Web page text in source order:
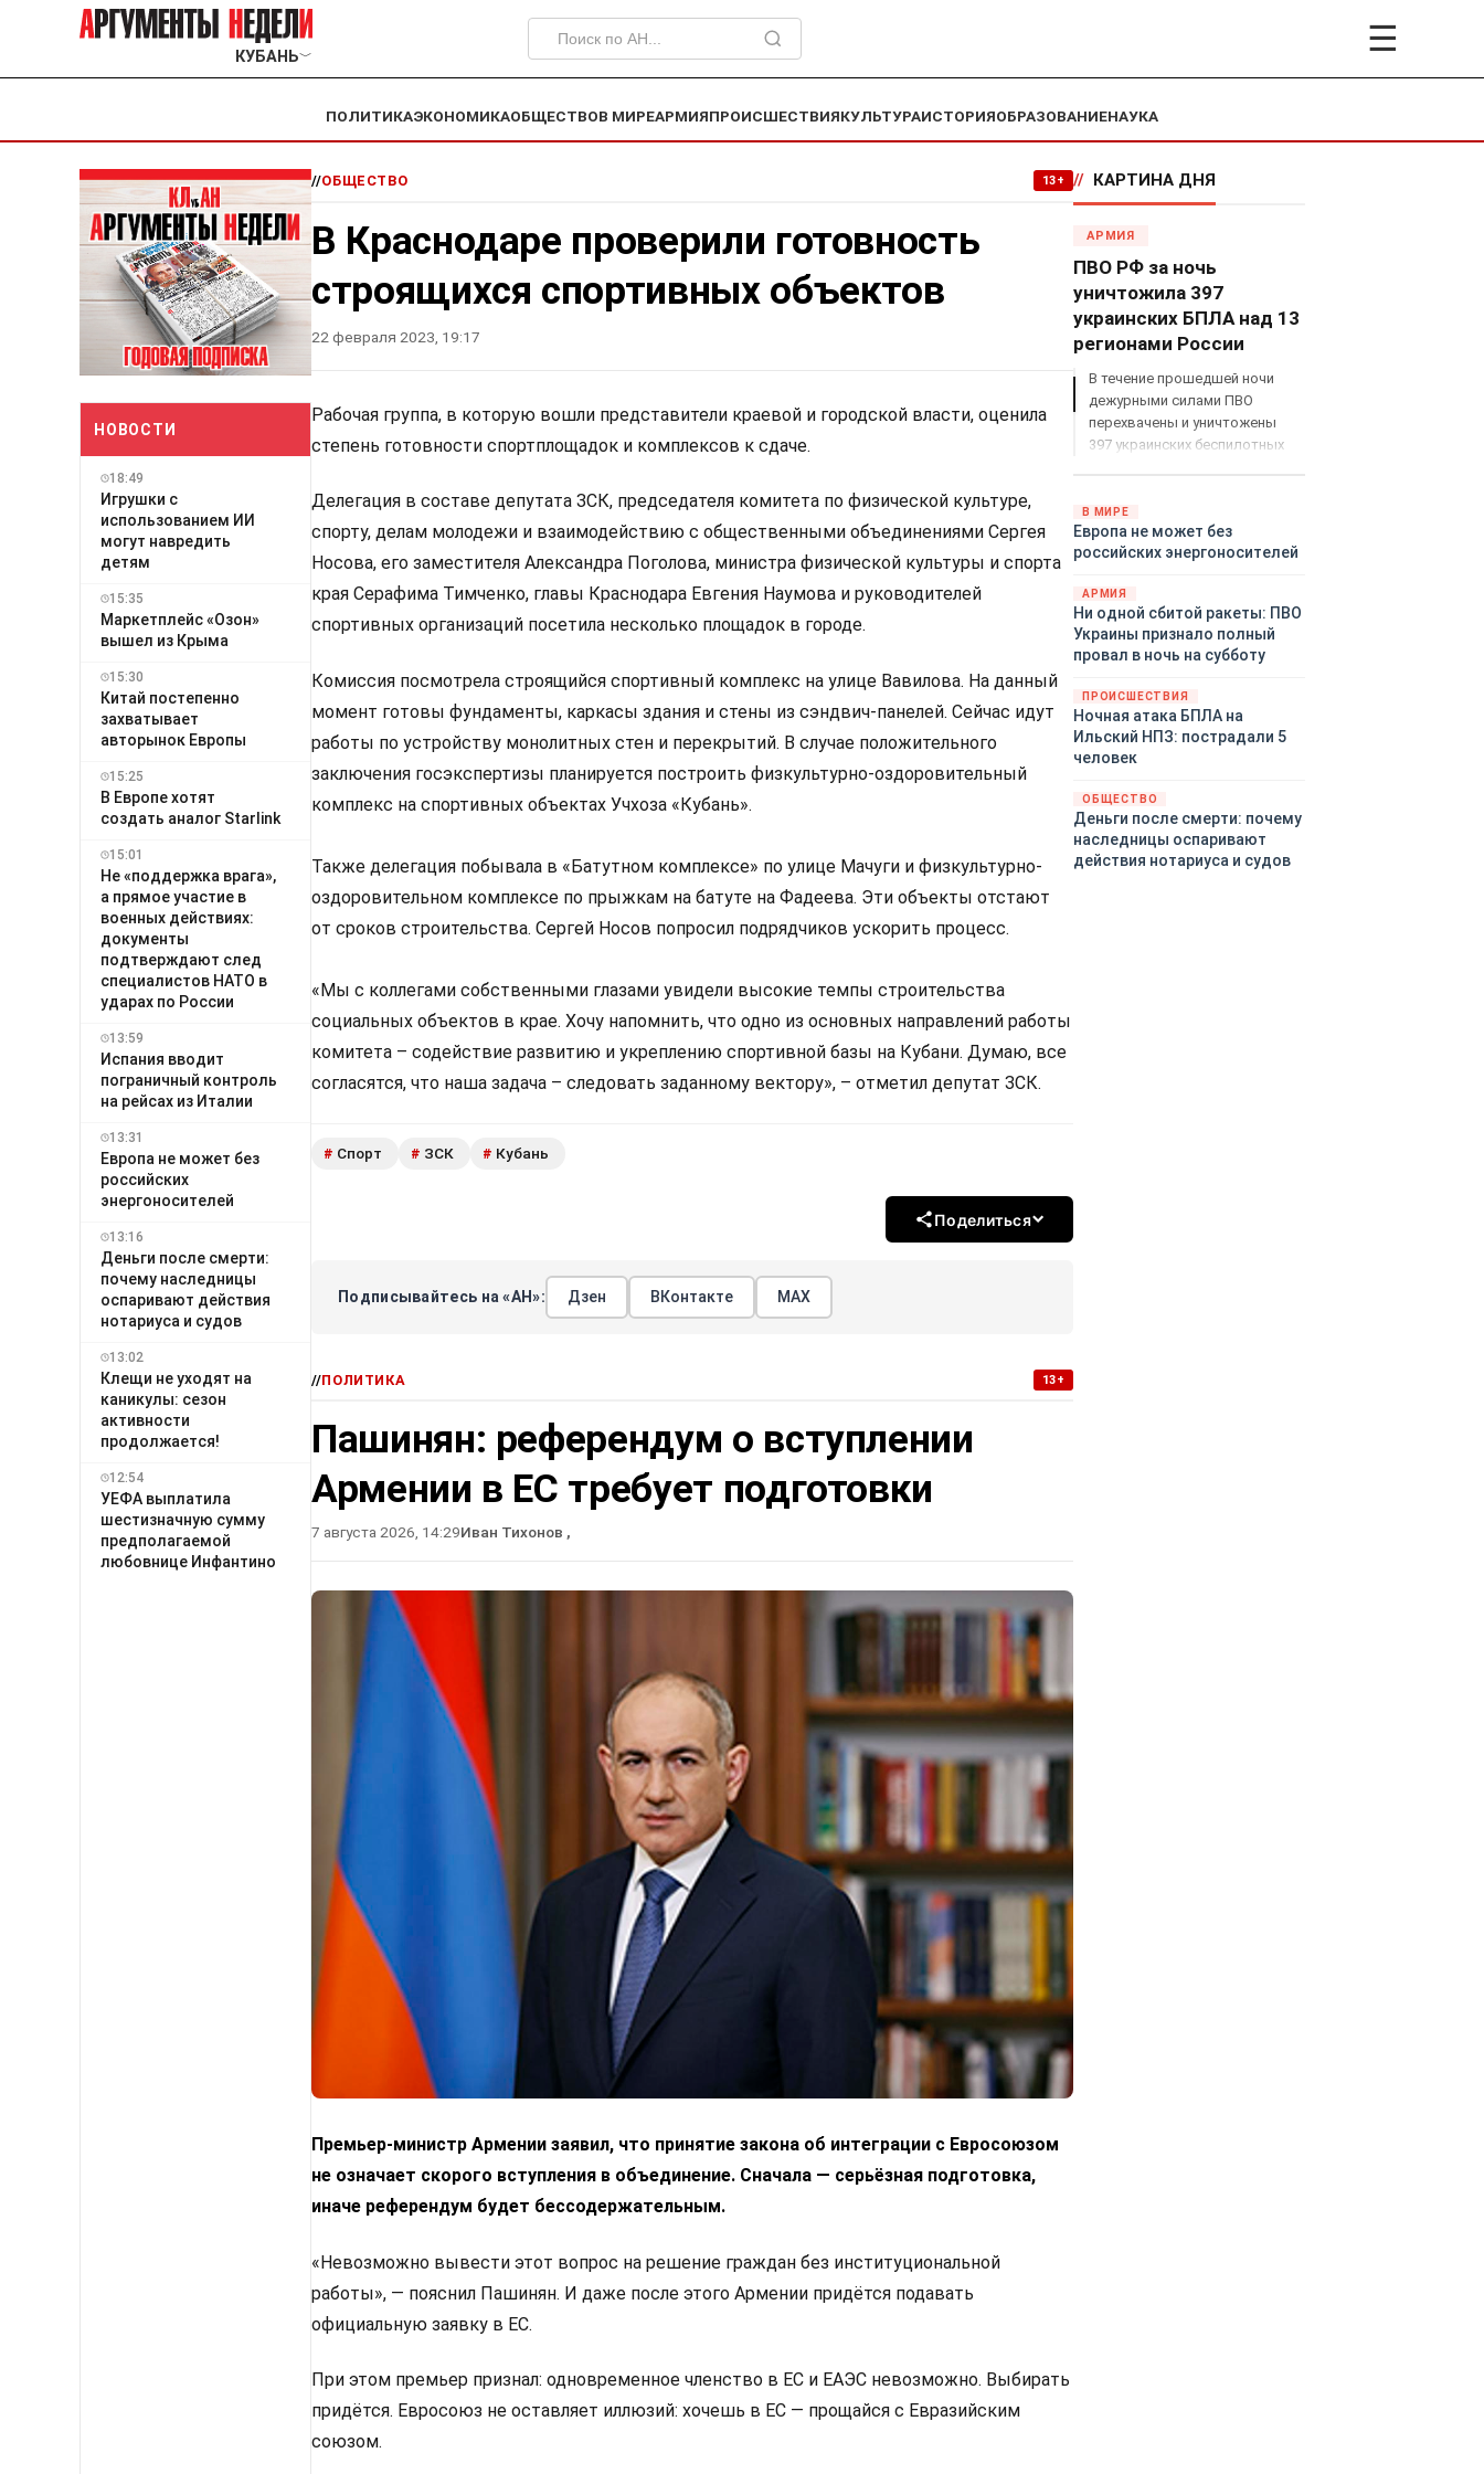
КУБАНЬ﹀ ☰
ПОЛИТИКАЭКОНОМИКАОБЩЕСТВОВ МИРЕАРМИЯПРОИСШЕСТВИЯКУЛЬТУРАИСТОРИЯОБРАЗОВАНИЕНАУКА
НОВОСТИ
18:49
Игрушки с
использованием ИИ
могут навредить
детям
15:35
Маркетплейс «Озон»
вышел из Крыма
15:30
Китай постепенно
захватывает
авторынок Европы
15:25
В Европе хотят
создать аналог Starlink
15:01
Не «поддержка врага»,
а прямое участие в
военных действиях:
документы
подтверждают след
специалистов НАТО в
ударах по России
13:59
Испания вводит
пограничный контроль
на рейсах из Италии
13:31
Европа не может без
российских
энергоносителей
13:16
Деньги после смерти:
почему наследницы
оспаривают действия
нотариуса и судов
13:02
Клещи не уходят на
каникулы: сезон
активности
продолжается!
12:54
УЕФА выплатила
шестизначную сумму
предполагаемой
любовнице Инфантино
//ОБЩЕСТВО 13+
В Краснодаре проверили готовность
строящихся спортивных объектов
22 февраля 2023, 19:17
Рабочая группа, в которую вошли представители краевой и городской власти, оценила
степень готовности спортплощадок и комплексов к сдаче.
Делегация в составе депутата ЗСК, председателя комитета по физической культуре,
спорту, делам молодежи и взаимодействию с общественными объединениями Сергея
Носова, его заместителя Александра Поголова, министра физической культуры и спорта
края Серафима Тимченко, главы Краснодара Евгения Наумова и руководителей
спортивных организаций посетила несколько площадок в городе.
Комиссия посмотрела строящийся спортивный комплекс на улице Вавилова. На данный
момент готовы фундаменты, каркасы здания и стены из сэндвич-панелей. Сейчас идут
работы по устройству монолитных стен и перекрытий. В случае положительного
заключения госэкспертизы планируется построить физкультурно-оздоровительный
комплекс на спортивных объектах Учхоза «Кубань».
Также делегация побывала в «Батутном комплексе» по улице Мачуги и физкультурно-
оздоровительном комплексе по прыжкам на батуте на Фадеева. Эти объекты отстают
от сроков строительства. Сергей Носов попросил подрядчиков ускорить процесс.
«Мы с коллегами собственными глазами увидели высокие темпы строительства
социальных объектов в крае. Хочу напомнить, что одно из основных направлений работы
комитета – содействие развитию и укреплению спортивной базы на Кубани. Думаю, все
согласятся, что наша задача – следовать заданному вектору», – отметил депутат ЗСК.
# Спорт # ЗСК # Кубань
Поделиться
Подписывайтесь на «АН»: Дзен ВКонтакте МАХ
//ПОЛИТИКА 13+
Пашинян: референдум о вступлении
Армении в ЕС требует подготовки
7 августа 2026, 14:29Иван Тихонов ,
Премьер-министр Армении заявил, что принятие закона об интеграции с Евросоюзом
не означает скорого вступления в объединение. Сначала — серьёзная подготовка,
иначе референдум будет бессодержательным.
«Невозможно вывести этот вопрос на решение граждан без институциональной
работы», — пояснил Пашинян. И даже после этого Армении придётся подавать
официальную заявку в ЕС.
При этом премьер признал: одновременное членство в ЕС и ЕАЭС невозможно. Выбирать
придётся. Евросоюз не оставляет иллюзий: хочешь в ЕС — прощайся с Евразийским
союзом.
// КАРТИНА ДНЯ
АРМИЯ
ПВО РФ за ночь
уничтожила 397
украинских БПЛА над 13
регионами России
В течение прошедшей ночи
дежурными силами ПВО
перехвачены и уничтожены
397 украинских беспилотных
территориями Белгородской,
Брянской, Воронежской,
Курской, Липецкой,
Ростовской, Рязанской,
Самарской, Саратовской,
Тамбовской, Тульской
областей, Краснодарского
края, Республики Крым и над
акваторией Азовского моря.
В МИРЕ
Европа не может без
российских энергоносителей
АРМИЯ
Ни одной сбитой ракеты: ПВО
Украины признало полный
провал в ночь на субботу
ПРОИСШЕСТВИЯ
Ночная атака БПЛА на
Ильский НПЗ: пострадали 5
человек
ОБЩЕСТВО
Деньги после смерти: почему
наследницы оспаривают
действия нотариуса и судов